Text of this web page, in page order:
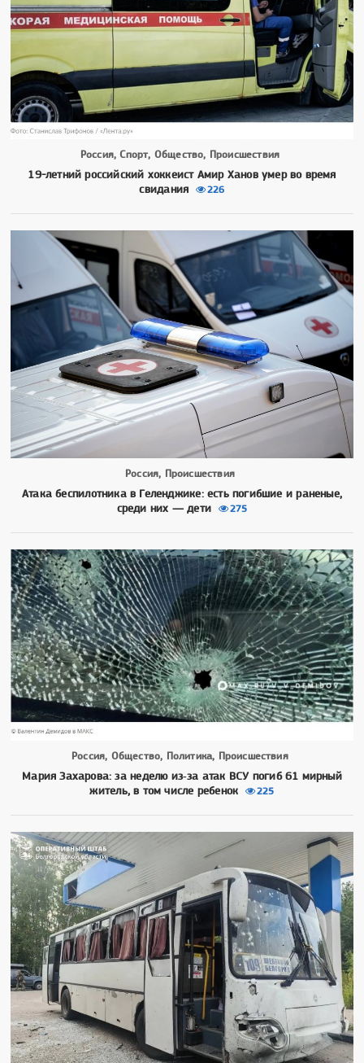
Россия, Спорт, Общество, Происшествия
19-летний российский хоккеист Амир Ханов умер во время
свидания
226
Россия, Происшествия
Атака беспилотника в Геленджике: есть погибшие и раненые,
среди них — дети
275
Россия, Общество, Политика, Происшествия
Мария Захарова: за неделю из‑за атак ВСУ погиб 61 мирный
житель, в том числе ребенок
225